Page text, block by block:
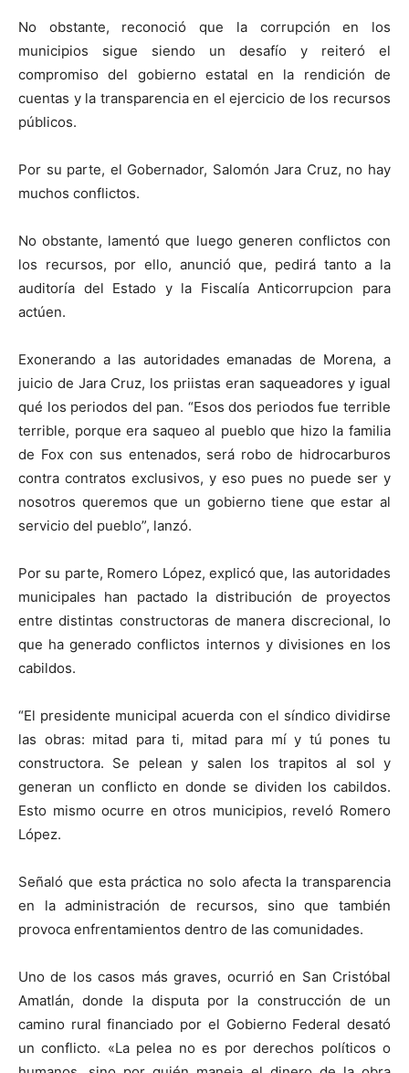
No obstante, reconoció que la corrupción en los
municipios sigue siendo un desafío y reiteró el
compromiso del gobierno estatal en la rendición de
cuentas y la transparencia en el ejercicio de los recursos
públicos.
Por su parte, el Gobernador, Salomón Jara Cruz, no hay
muchos conflictos.
No obstante, lamentó que luego generen conflictos con
los recursos, por ello, anunció que, pedirá tanto a la
auditoría del Estado y la Fiscalía Anticorrupcion para
actúen.
Exonerando a las autoridades emanadas de Morena, a
juicio de Jara Cruz, los priistas eran saqueadores y igual
qué los periodos del pan. “Esos dos periodos fue terrible
terrible, porque era saqueo al pueblo que hizo la familia
de Fox con sus entenados, será robo de hidrocarburos
contra contratos exclusivos, y eso pues no puede ser y
nosotros queremos que un gobierno tiene que estar al
servicio del pueblo”, lanzó.
Por su parte, Romero López, explicó que, las autoridades
municipales han pactado la distribución de proyectos
entre distintas constructoras de manera discrecional, lo
que ha generado conflictos internos y divisiones en los
cabildos.
“El presidente municipal acuerda con el síndico dividirse
las obras: mitad para ti, mitad para mí y tú pones tu
constructora. Se pelean y salen los trapitos al sol y
generan un conflicto en donde se dividen los cabildos.
Esto mismo ocurre en otros municipios, reveló Romero
López.
Señaló que esta práctica no solo afecta la transparencia
en la administración de recursos, sino que también
provoca enfrentamientos dentro de las comunidades.
Uno de los casos más graves, ocurrió en San Cristóbal
Amatlán, donde la disputa por la construcción de un
camino rural financiado por el Gobierno Federal desató
un conflicto. «La pelea no es por derechos políticos o